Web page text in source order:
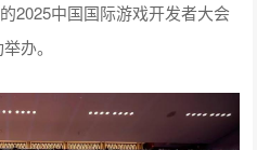
2025中国国际游戏开发者大会
办。